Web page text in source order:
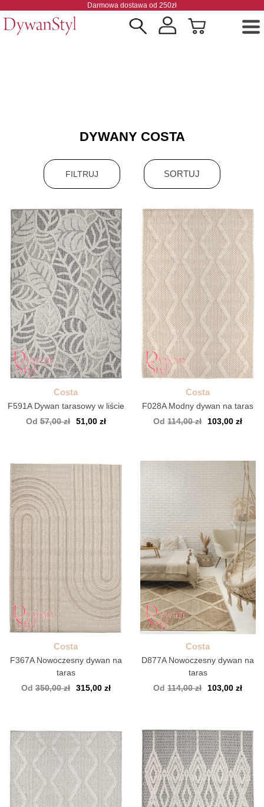
Darmowa dostawa od 250zł
DYWANY COSTA
FILTRUJ SORTUJ
Costa
F591A Dywan tarasowy w liście
Od 57,00 zł 51,00 zł
Costa
F028A Modny dywan na taras
Od114,00 zł 103,00 zł
Costa
F367A Nowoczesny dywan na
taras
Od 350,00 zł 315,00 zł
Costa
D877A Nowoczesny dywan na
taras
Od114,00 zł 103,00 zł